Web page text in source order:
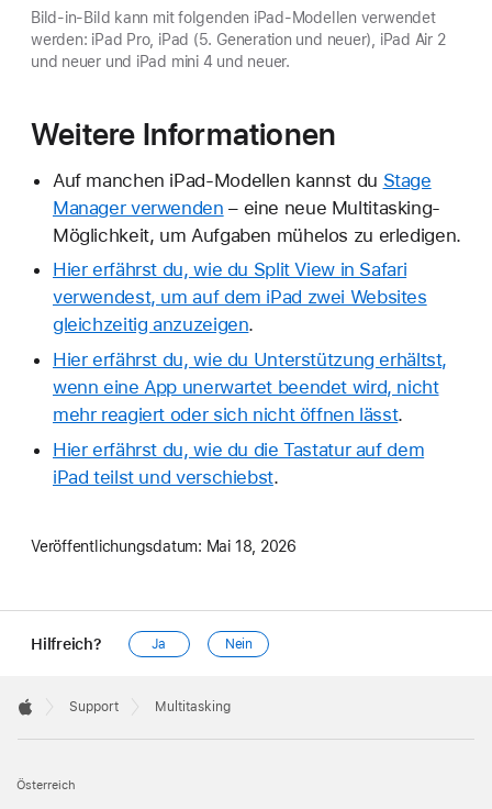
Bild-in-Bild kann mit folgenden iPad-Modellen verwendet
werden: iPad Pro, iPad (5. Generation und neuer), iPad Air 2
und neuer und iPad mini 4 und neuer.
Weitere Informationen
Auf manchen iPad-Modellen kannst du Stage
Manager verwenden – eine neue Multitasking-
Möglichkeit, um Aufgaben mühelos zu erledigen.
Hier erfährst du, wie du Split View in Safari
verwendest, um auf dem iPad zwei Websites
gleichzeitig anzuzeigen.
Hier erfährst du, wie du Unterstützung erhältst,
wenn eine App unerwartet beendet wird, nicht
mehr reagiert oder sich nicht öffnen lässt.
Hier erfährst du, wie du die Tastatur auf dem
iPad teilst und verschiebst.
Veröffentlichungsdatum: Mai 18, 2026
Hilfreich? Ja Nein
Footer

Support Multitasking
Österreich